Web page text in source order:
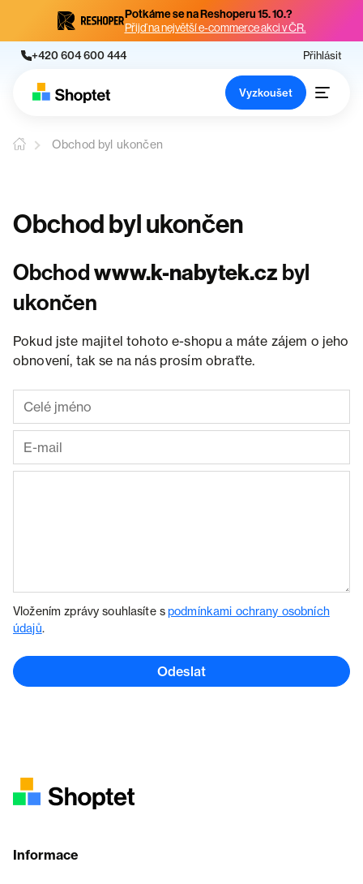
Potkáme se na Reshoperu 15. 10.?
Přijď na největší e-commerce akci v ČR.
+420 604 600 444 Přihlásit
Vyzkoušet
Obchod byl ukončen
Obchod byl ukončen
Obchodwww.k-nabytek.cz byl
ukončen
Pokud jste majitel tohoto e-shopu a máte zájem o jeho
obnovení, tak se na nás prosím obraťte.
Vložením zprávy souhlasíte spodmínkami ochrany osobních
údajů.
Odeslat
Informace